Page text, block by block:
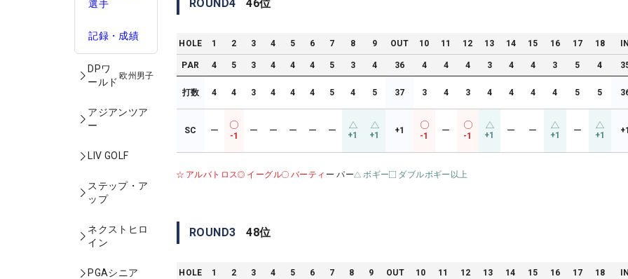
選手
記録・成績
DPワ
ールド
欧州男子
アジアンツア
ー
LIV GOLF
ステップ・ア
ップ
ネクストヒロ
イン
PGAシニア
ROUND4 46位
HOLE 1 2 3 4 5 6 7 8 9 OUT 10 11 12 13 14 15 16 17 18
PAR 4 5 3 4 4 4 5 3 4 36 4 4 4 3 4 4 3 5 4
打数 4 4 3 4 4 4 5 4 5 37 3 4 3 4 4 4 4 5 5
SC ー
-1
ー ー ー ー ー +1 +1 +1
-1
ー
-1 +1 ー ー +1 ー +1
アルバトロス イーグル バーティ ー パー ボギー ダブルボギー以上
ROUND3 48位
HOLE 1 2 3 4 5 6 7 8 9 OUT 10 11 12 13 14 15 16 17 18